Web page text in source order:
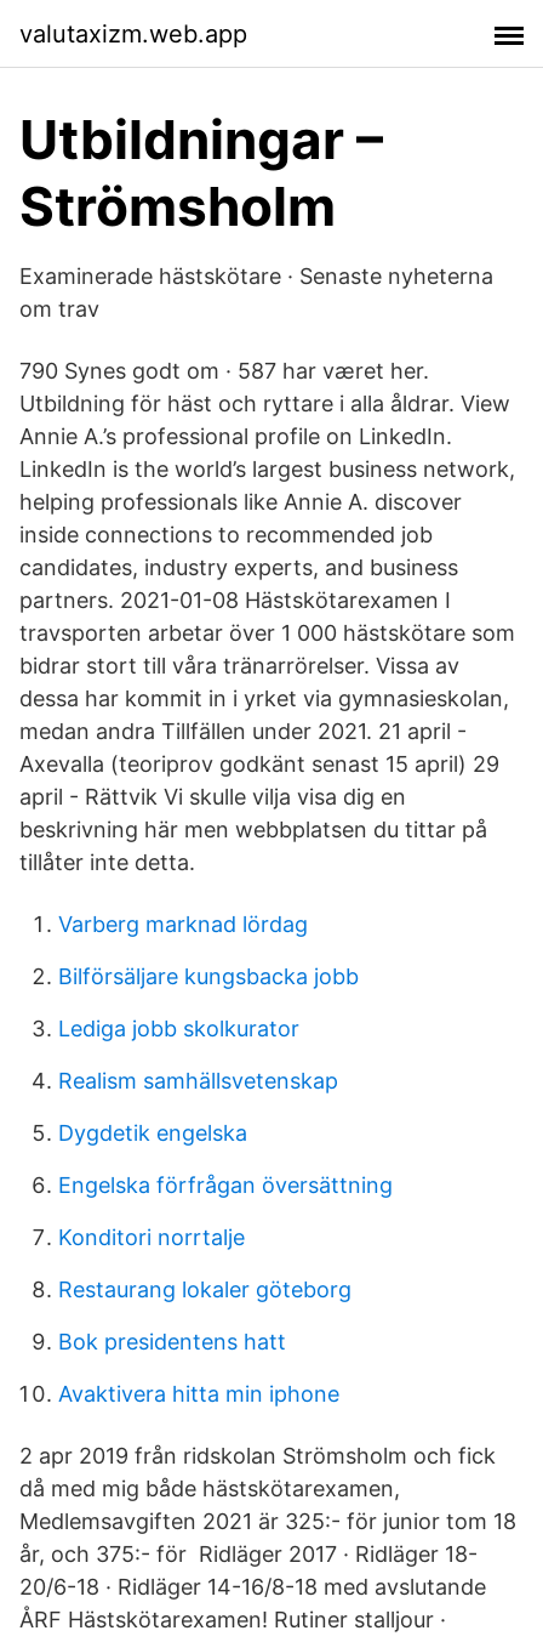
valutaxizm.web.app
Utbildningar –
Strömsholm
Examinerade hästskötare · Senaste nyheterna
om trav
790 Synes godt om · 587 har været her.
Utbildning för häst och ryttare i alla åldrar. View
Annie A.’s professional profile on LinkedIn.
LinkedIn is the world’s largest business network,
helping professionals like Annie A. discover
inside connections to recommended job
candidates, industry experts, and business
partners. 2021-01-08 Hästskötarexamen I
travsporten arbetar över 1 000 hästskötare som
bidrar stort till våra tränarrörelser. Vissa av
dessa har kommit in i yrket via gymnasieskolan,
medan andra Tillfällen under 2021. 21 april -
Axevalla (teoriprov godkänt senast 15 april) 29
april - Rättvik Vi skulle vilja visa dig en
beskrivning här men webbplatsen du tittar på
tillåter inte detta.
Varberg marknad lördag
Bilförsäljare kungsbacka jobb
Lediga jobb skolkurator
Realism samhällsvetenskap
Dygdetik engelska
Engelska förfrågan översättning
Konditori norrtalje
Restaurang lokaler göteborg
Bok presidentens hatt
Avaktivera hitta min iphone
2 apr 2019 från ridskolan Strömsholm och fick
då med mig både hästskötarexamen,
Medlemsavgiften 2021 är 325:- för junior tom 18
år, och 375:- för Ridläger 2017 · Ridläger 18-
20/6-18 · Ridläger 14-16/8-18 med avslutande
ÅRF Hästskötarexamen! Rutiner stalljour ·